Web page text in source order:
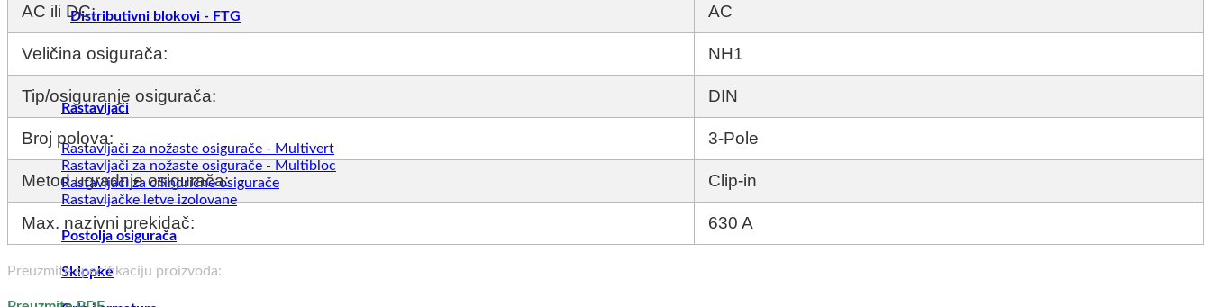
Distributivni blokovi - FTG
Rastavljači
Rastavljači za nožaste osigurače - Multivert
Rastavljači za nožaste osigurače - Multibloc
Rastavljači za cilindrične osigurače
Rastavljačke letve izolovane
Postolja osigurača
Sklopke
AC ili DC: AC
Veličina osigurača: NH1
Tip/osiguranje osigurača: DIN
Broj polova: 3-Pole
Metod ugradnje osigurača: Clip-in
Max. nazivni prekidač: 630 A
Preuzmite specifikaciju proizvoda: